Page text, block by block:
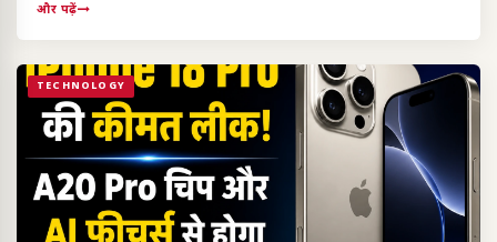
और पढ़ें
TECHNOLOGY